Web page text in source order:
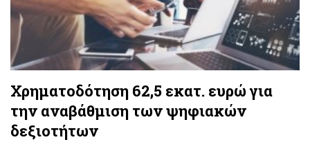
Χρηματοδότηση 62,5 εκατ. ευρώ για
την αναβάθμιση των ψηφιακών
δεξιοτήτων